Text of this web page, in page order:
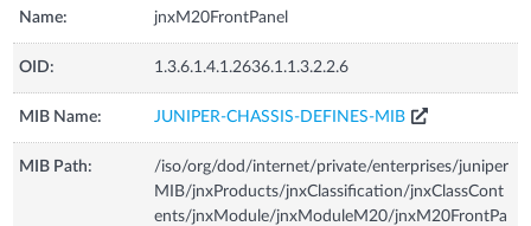
Name: jnxM20FrontPanel
OID: 1.3.6.1.4.1.2636.1.1.3.2.2.6
MIB Name: JUNIPER-CHASSIS-DEFINES-MIB
MIB Path:
/iso/org/dod/internet/private/enterprises/juniper
MIB/jnxProducts/jnxClassification/jnxClassCont
ents/jnxModule/jnxModuleM20/jnxM20FrontPa